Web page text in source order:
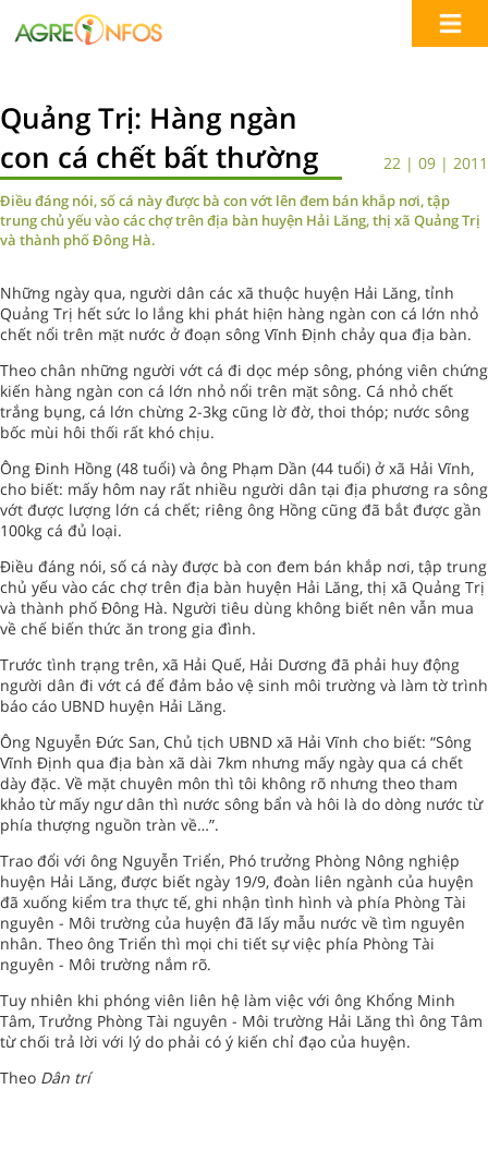
Quảng Trị: Hàng ngàn
con cá chết bất thường
22 | 09 | 2011
Điều đáng nói, số cá này được bà con vớt lên đem bán khắp nơi, tập
trung chủ yếu vào các chợ trên địa bàn huyện Hải Lăng, thị xã Quảng Trị
và thành phố Đông Hà.
Những ngày qua, người dân các xã thuộc huyện Hải Lăng, tỉnh
Quảng Trị hết sức lo lắng khi phát hiện hàng ngàn con cá lớn nhỏ
chết nổi trên mặt nước ở đoạn sông Vĩnh Định chảy qua địa bàn.
Theo chân những người vớt cá đi dọc mép sông, phóng viên chứng
kiến hàng ngàn con cá lớn nhỏ nổi trên mặt sông. Cá nhỏ chết
trắng bụng, cá lớn chừng 2-3kg cũng lờ đờ, thoi thóp; nước sông
bốc mùi hôi thối rất khó chịu.
Ông Đinh Hồng (48 tuổi) và ông Phạm Dần (44 tuổi) ở xã Hải Vĩnh,
cho biết: mấy hôm nay rất nhiều người dân tại địa phương ra sông
vớt được lượng lớn cá chết; riêng ông Hồng cũng đã bắt được gần
100kg cá đủ loại.
Điều đáng nói, số cá này được bà con đem bán khắp nơi, tập trung
chủ yếu vào các chợ trên địa bàn huyện Hải Lăng, thị xã Quảng Trị
và thành phố Đông Hà. Người tiêu dùng không biết nên vẫn mua
về chế biến thức ăn trong gia đình.
Trước tình trạng trên, xã Hải Quế, Hải Dương đã phải huy động
người dân đi vớt cá để đảm bảo vệ sinh môi trường và làm tờ trình
báo cáo UBND huyện Hải Lăng.
Ông Nguyễn Đức San, Chủ tịch UBND xã Hải Vĩnh cho biết: “Sông
Vĩnh Định qua địa bàn xã dài 7km nhưng mấy ngày qua cá chết
dày đặc. Về mặt chuyên môn thì tôi không rõ nhưng theo tham
khảo từ mấy ngư dân thì nước sông bẩn và hôi là do dòng nước từ
phía thượng nguồn tràn về…”.
Trao đổi với ông Nguyễn Triển, Phó trưởng Phòng Nông nghiệp
huyện Hải Lăng, được biết ngày 19/9, đoàn liên ngành của huyện
đã xuống kiểm tra thực tế, ghi nhận tình hình và phía Phòng Tài
nguyên - Môi trường của huyện đã lấy mẫu nước về tìm nguyên
nhân. Theo ông Triển thì mọi chi tiết sự việc phía Phòng Tài
nguyên - Môi trường nắm rõ.
Tuy nhiên khi phóng viên liên hệ làm việc với ông Khổng Minh
Tâm, Trưởng Phòng Tài nguyên - Môi trường Hải Lăng thì ông Tâm
từ chối trả lời với lý do phải có ý kiến chỉ đạo của huyện.
Theo Dân trí